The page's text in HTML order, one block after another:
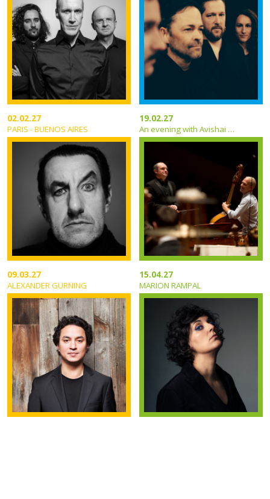
02.02.27
PARIS - BUENOS AIRES
19.02.27
An evening with Avishai Cohen
09.03.27
ALEXANDER GURNING
15.04.27
MARION RAMPAL